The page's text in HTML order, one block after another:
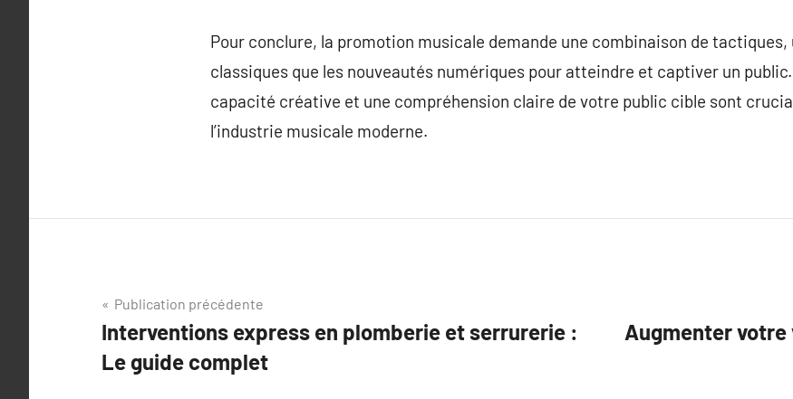
Pour conclure, la promotion musicale demande une combinaison de
classiques que les nouveautés numériques pour atteindre et captiver un
capacité créative et une compréhension claire de votre public cible sont
l’industrie musicale moderne.
Navigation
de
l’article
Publication précédente
Interventions express en plomberie et serrurerie :
Le guide complet
Augmenter